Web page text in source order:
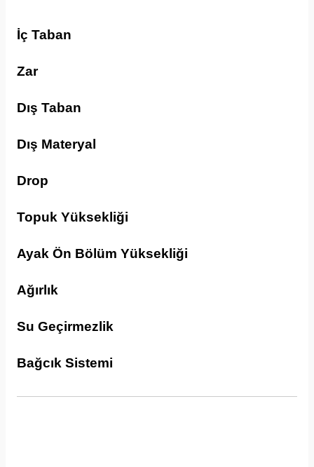
İç Taban
Zar
Dış Taban
Dış Materyal
Drop
Topuk Yüksekliği
Ayak Ön Bölüm Yüksekliği
Ağırlık
Su Geçirmezlik
Bağcık Sistemi